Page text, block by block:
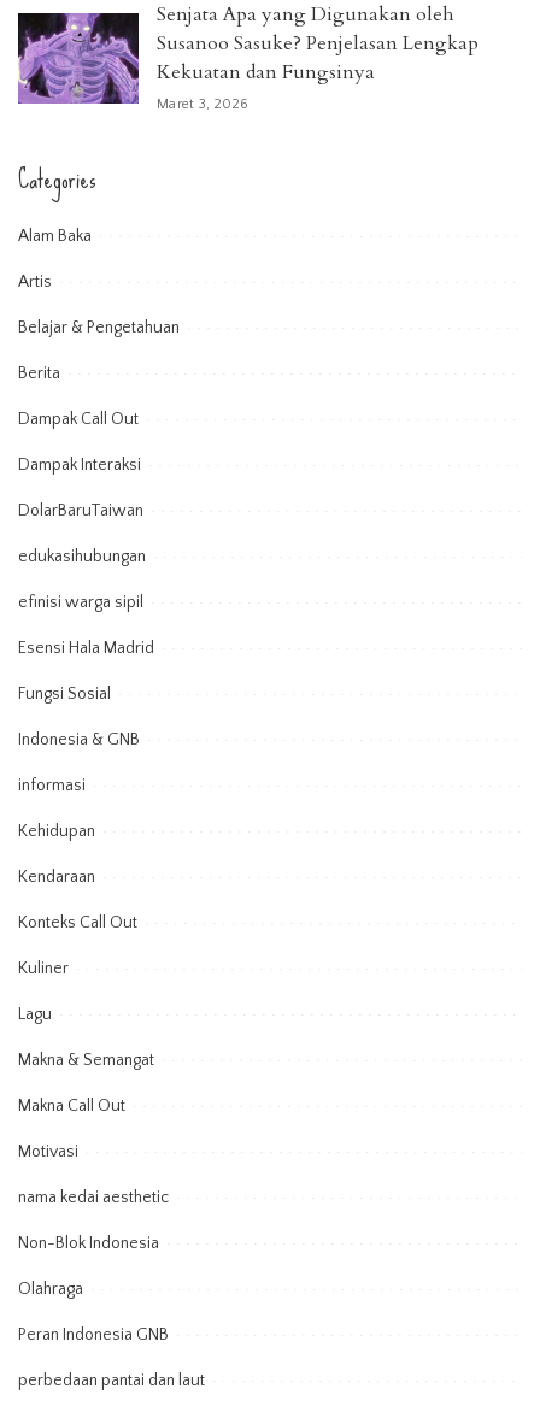
Senjata Apa yang Digunakan oleh
Susanoo Sasuke? Penjelasan Lengkap
Kekuatan dan Fungsinya
Maret 3, 2026
Categories
Alam Baka
Artis
Belajar & Pengetahuan
Berita
Dampak Call Out
Dampak Interaksi
DolarBaruTaiwan
edukasihubungan
efinisi warga sipil
Esensi Hala Madrid
Fungsi Sosial
Indonesia & GNB
informasi
Kehidupan
Kendaraan
Konteks Call Out
Kuliner
Lagu
Makna & Semangat
Makna Call Out
Motivasi
nama kedai aesthetic
Non-Blok Indonesia
Olahraga
Peran Indonesia GNB
perbedaan pantai dan laut